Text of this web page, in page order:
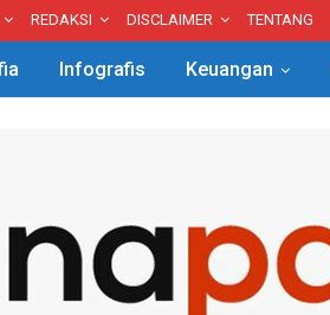
REDAKSI DISCLAIMER TENTANG
Infografis Keuangan